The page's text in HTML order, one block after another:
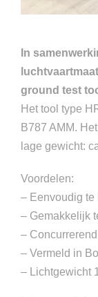
In
ground test
Het tool type
B787 AMM.
lage gewicht:
Voordelen:
– Eenvoudig te
– Gemakkelijk
–
– Vermeld in
– Lichtgewicht